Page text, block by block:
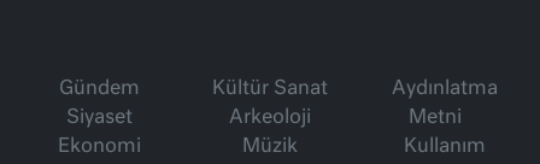
Gündem
Siyaset
Ekonomi
Kültür Sanat
Arkeoloji
Müzik
Aydınlatma
Metni
Kullanım